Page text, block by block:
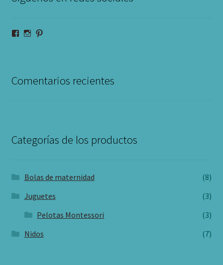
VerVerVer
Comentarios recientes
Categorías de los productos
Bolas de maternidad
(8)
Juguetes
(3)
Pelotas Montessori
(3)
Nidos
(7)